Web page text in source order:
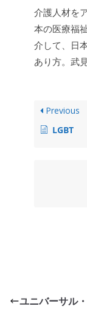
介護人材を
本の医療福
介して、日
あり方。武
Previous
LGBT
ユニバーサル